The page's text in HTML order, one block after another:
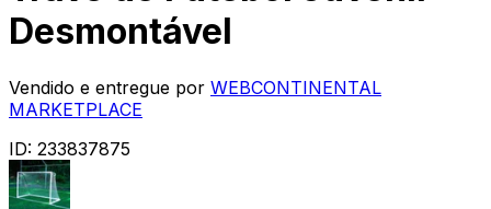
Desmontável
Vendido e entregue por WEBCONTINENTAL
MARKETPLACE
ID: 233837875